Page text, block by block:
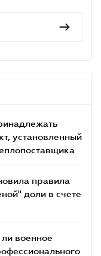
установленный
правила
доли в счете
военное